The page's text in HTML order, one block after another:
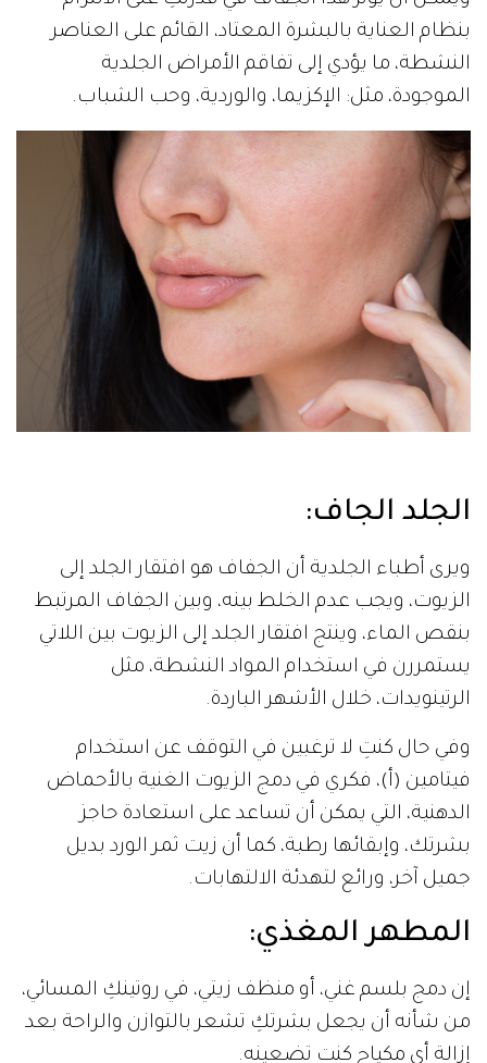
بنظام العناية بالبشرة المعتاد، القائم على العناصر
النشطة، ما يؤدي إلى تفاقم الأمراض الجلدية
الموجودة، مثل: الإكزيما، والوردية، وحب الشباب.
الجلد الجاف:
ويرى أطباء الجلدية أن الجفاف هو افتقار الجلد إلى
الزيوت، ويجب عدم الخلط بينه، وبين الجفاف المرتبط
بنقص الماء، وينتج افتقار الجلد إلى الزيوت بين اللاتي
يستمررن في استخدام المواد النشطة، مثل
الرتينويدات، خلال الأشهر الباردة.
وفي حال كنتِ لا ترغبين في التوقف عن استخدام
فيتامين (أ)، فكري في دمج الزيوت الغنية بالأحماض
الدهنية، التي يمكن أن تساعد على استعادة حاجز
بشرتك، وإبقائها رطبة، كما أن زيت ثمر الورد بديل
جميل آخر، ورائع لتهدئة الالتهابات.
المطهر المغذي:
إن دمج بلسم غني، أو منظف زيتي، في روتينكِ المسائي،
من شأنه أن يجعل بشرتكِ تشعر بالتوازن والراحة بعد
إزالة أي مكياجٍ كنتِ تضعينه.